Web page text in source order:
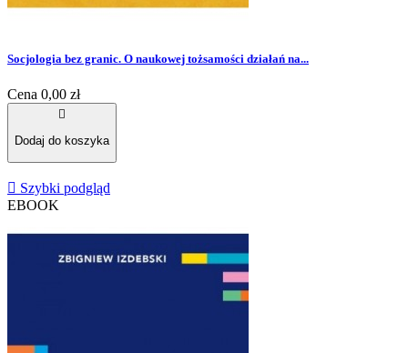
Socjologia bez granic. O naukowej tożsamości działań na...
Cena 0,00 zł

Dodaj do koszyka
 Szybki podgląd
EBOOK